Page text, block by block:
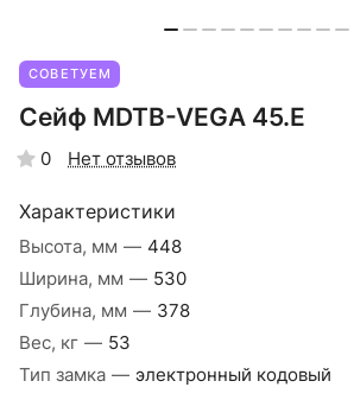
СОВЕТУЕМ
Сейф MDTB-VEGA 45.E
0 Нет отзывов
Характеристики
Высота, мм — 448
Ширина, мм — 530
Глубина, мм — 378
Вес, кг — 53
Тип замка — электронный кодовый